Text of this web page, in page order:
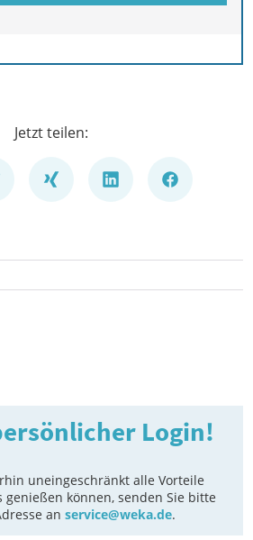
Jetzt teilen:
Login!
uneingeschränkt alle Vorteile
genießen können, senden Sie bitte
anservice@weka.de.